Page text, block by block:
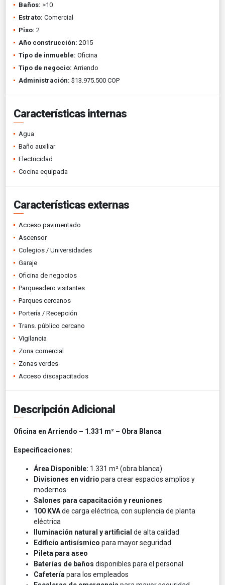
Baños: >10
Estrato: Comercial
Piso: 2
Año construcción: 2015
Tipo de inmueble: Oficina
Tipo de negocio: Arriendo
Administración: $13.975.500 COP
Características internas
Agua
Baño auxiliar
Electricidad
Cocina equipada
Características externas
Acceso pavimentado
Ascensor
Colegios / Universidades
Garaje
Oficina de negocios
Parqueadero visitantes
Parques cercanos
Portería / Recepción
Trans. público cercano
Vigilancia
Zona comercial
Zonas verdes
Acceso discapacitados
Descripción Adicional
Oficina en Arriendo – 1.331 m² – Obra Blanca
Especificaciones:
Área Disponible: 1.331 m² (obra blanca)
Divisiones en vidrio para crear espacios amplios y
modernos
Salones para capacitación y reuniones
100 KVAde carga eléctrica, con suplencia de planta
eléctrica
Iluminación natural y artificial de alta calidad
Edificio antisísmico para mayor seguridad
Pileta para aseo
Baterías de baños disponibles para el personal
Cafetería para los empleados